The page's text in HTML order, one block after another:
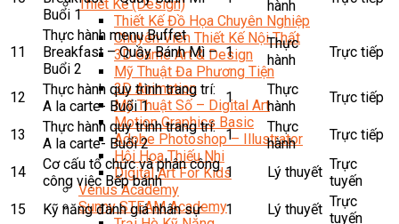
Thiết Kế (Design)
Thiết Kế Đồ Họa Chuyên Nghiệp
Chuyên Viên Thiết Kế Nội Thất
3D Game Art & Design
Mỹ Thuật Đa Phương Tiện
3D Animation
Mỹ Thuật Số – Digital Art
Motion Graphics Basic
Adobe Photoshop – Illustrator
Hội Họa Thiếu Nhi
Digital Art For Kids
Venus Academy
Sunny STEAM Academy
Buổi 1
hành
11
Thực hành menu Buffet
Breakfast – Quầy Bánh Mì –
Buổi 2
1
Thực
hành
Trực tiếp
12
Thực hành quy trình trang trí:
A la carte- Buổi 1
1
Thực
hành
Trực tiếp
13
Thực hành quy trình trang trí:
A la carte- Buổi 2
1
Thực
hành
Trực tiếp
14
Cơ cấu tổ chức và phân công
công việc Bếp bánh
1 Lý thuyết Trực
tuyến
15
Kỹ năng đánh giá nhân sự 1 Lý thuyết Trực
tuyến